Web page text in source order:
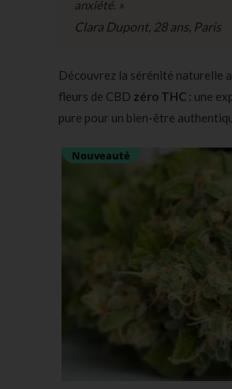
anxiété. »
Clara Dupont, 28 ans, Paris
Découvrez la sérénité naturelle
fleurs de CBD zéro THC : une
pure pour un bien-être
Nouveauté